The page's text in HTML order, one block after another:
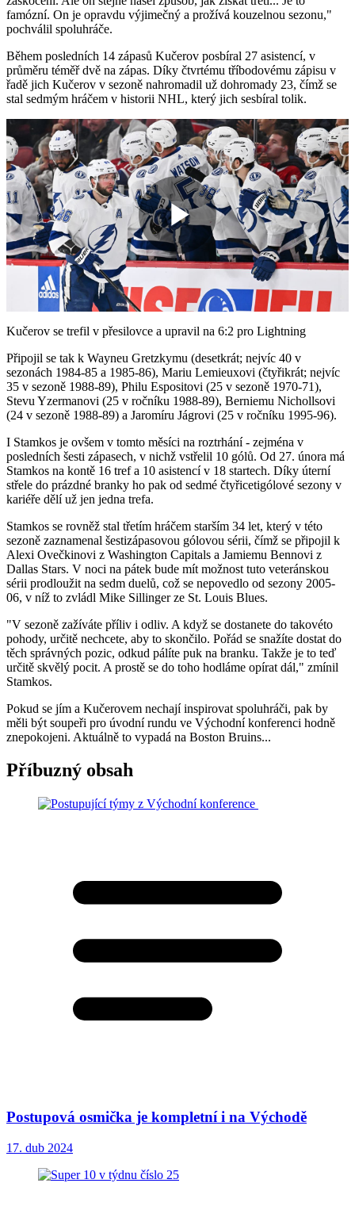
famózní. On je opravdu výjimečný a prožívá kouzelnou sezonu,"
pochválil spoluhráče.
Během posledních 14 zápasů Kučerov posbíral 27 asistencí, v
průměru téměř dvě na zápas. Díky čtvrtému tříbodovému zápisu v
řadě jich Kučerov v sezoně nahromadil už dohromady 23, čímž se
stal sedmým hráčem v historii NHL, který jich sesbíral tolik.
Play
Video
Kučerov se trefil v přesilovce a upravil na 6:2 pro Lightning
Připojil se tak k Wayneu Gretzkymu (desetkrát; nejvíc 40 v
sezonách 1984-85 a 1985-86), Mariu Lemieuxovi (čtyřikrát; nejvíc
35 v sezoně 1988-89), Philu Espositovi (25 v sezoně 1970-71),
Stevu Yzermanovi (25 v ročníku 1988-89), Berniemu Nichollsovi
(24 v sezoně 1988-89) a Jaromíru Jágrovi (25 v ročníku 1995-96).
I Stamkos je ovšem v tomto měsíci na roztrhání - zejména v
posledních šesti zápasech, v nichž vstřelil 10 gólů. Od 27. února má
Stamkos na kontě 16 tref a 10 asistencí v 18 startech. Díky úterní
střele do prázdné branky ho pak od sedmé čtyřicetigólové sezony v
kariéře dělí už jen jedna trefa.
Stamkos se rovněž stal třetím hráčem starším 34 let, který v této
sezoně zaznamenal šestizápasovou gólovou sérii, čímž se připojil k
Alexi Ovečkinovi z Washington Capitals a Jamiemu Bennovi z
Dallas Stars. V noci na pátek bude mít možnost tuto veteránskou
sérii prodloužit na sedm duelů, což se nepovedlo od sezony 2005-
06, v níž to zvládl Mike Sillinger ze St. Louis Blues.
"V sezoně zažíváte příliv i odliv. A když se dostanete do takovéto
pohody, určitě nechcete, aby to skončilo. Pořád se snažíte dostat do
těch správných pozic, odkud pálíte puk na branku. Takže je to teď
určitě skvělý pocit. A prostě se do toho hodláme opírat dál," zmínil
Stamkos.
Pokud se jím a Kučerovem nechají inspirovat spoluhráči, pak by
měli být soupeři pro úvodní rundu ve Východní konferenci hodně
znepokojeni. Aktuálně to vypadá na Boston Bruins...
Příbuzný obsah
Postupová osmička je kompletní i na Východě
17. dub 2024